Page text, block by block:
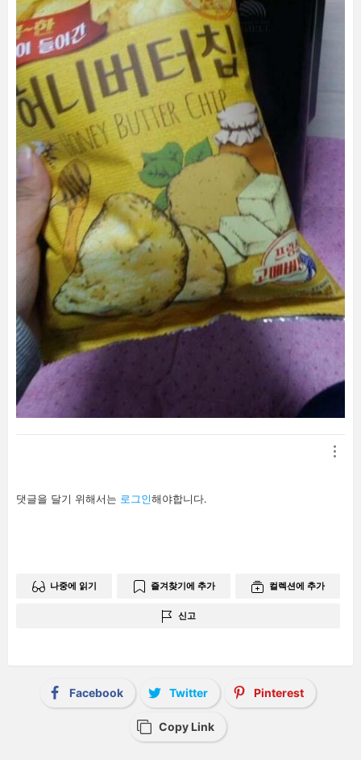
답
글
댓글을 달기 위해서는 로그인해야합니다.
나중에 읽기 즐겨찾기에 추가 컬렉션에 추가
신고
Facebook Twitter Pinterest
Copy Link